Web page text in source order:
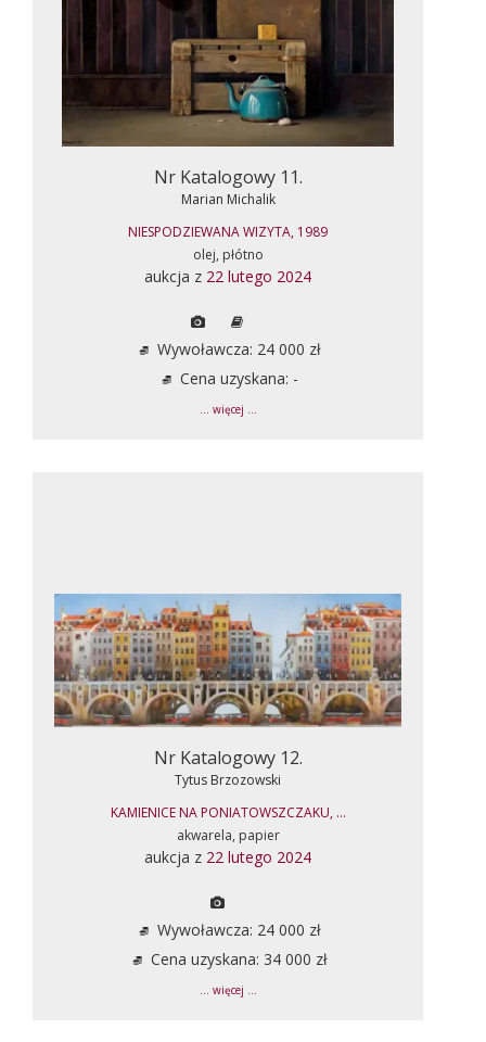
Nr Katalogowy 11.
Marian Michalik
NIESPODZIEWANA WIZYTA, 1989
olej, płótno
aukcja z 22 lutego 2024
Wywoławcza: 24 000 zł
Cena uzyskana: -
... więcej ...
Nr Katalogowy 12.
Tytus Brzozowski
KAMIENICE NA PONIATOWSZCZAKU, ...
akwarela, papier
aukcja z 22 lutego 2024
Wywoławcza: 24 000 zł
Cena uzyskana: 34 000 zł
... więcej ...